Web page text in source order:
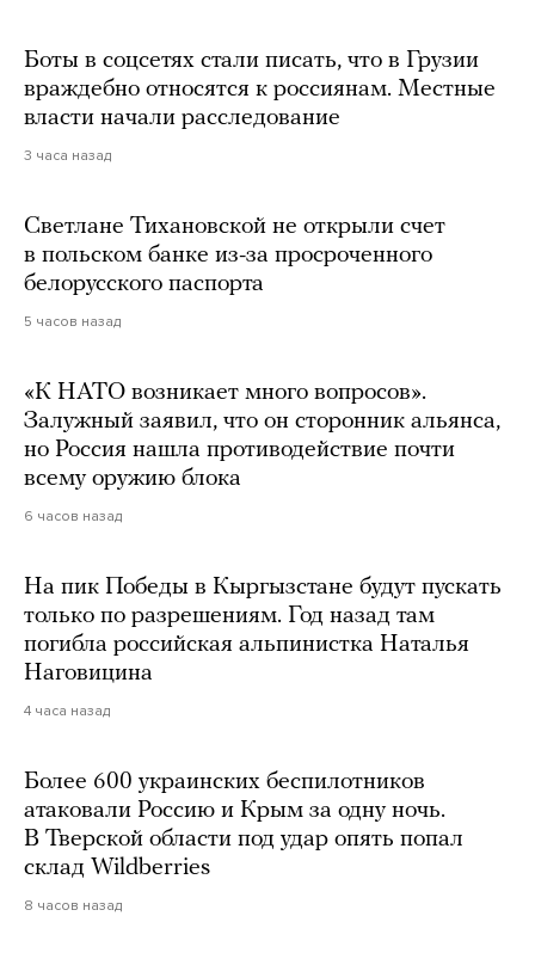
Боты в соцсетях стали писать, что в Грузии
враждебно относятся к россиянам. Местные
власти начали расследование
3 часа назад
Светлане Тихановской не открыли счет
в польском банке из-за просроченного
белорусского паспорта
5 часов назад
«К НАТО возникает много вопросов».
Залужный заявил, что он сторонник альянса,
но Россия нашла противодействие почти
всему оружию блока
6 часов назад
На пик Победы в Кыргызстане будут пускать
только по разрешениям. Год назад там
погибла российская альпинистка Наталья
Наговицина
4 часа назад
Более 600 украинских беспилотников
атаковали Россию и Крым за одну ночь.
В Тверской области под удар опять попал
склад Wildberries
8 часов назад